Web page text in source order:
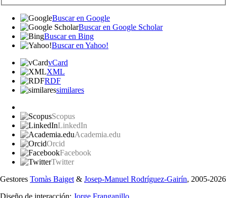
Buscar en Google
Buscar en Google Scholar
Buscar en Bing
Buscar en Yahoo!
vCard
XML
RDF
similares
Scopus
LinkedIn
Academia.edu
Orcid
Facebook
Twitter
Gestores Tomàs Baiget& Josep-Manuel Rodríguez-Gairín, 2005-2026